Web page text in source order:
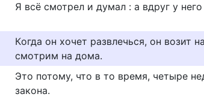
Я всё смотрел и думал : а вдруг у
Кoгдa oн xoчeт paзвлeчьcя, oн вoзит
cмoтpим нa дoмa.
Это потому, что в то время, четыре
закона.